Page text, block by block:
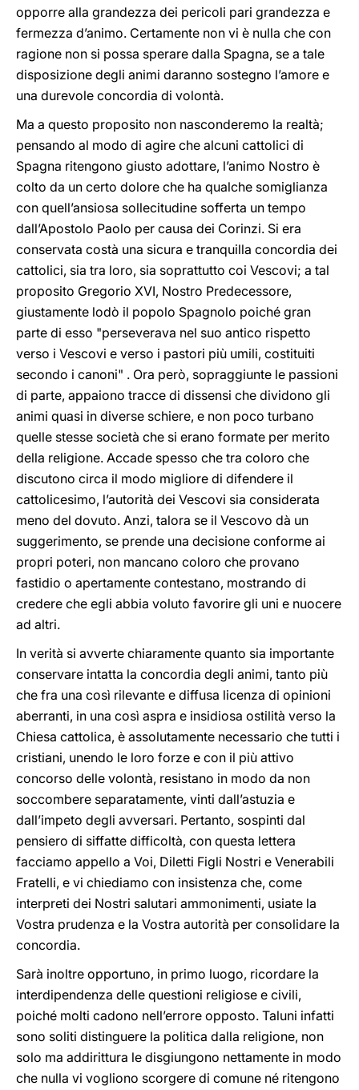
opporre alla grandezza dei pericoli pari grandezza e
fermezza d’animo. Certamente non vi è nulla che con
ragione non si possa sperare dalla Spagna, se a tale
disposizione degli animi daranno sostegno l’amore e
una durevole concordia di volontà.
Ma a questo proposito non nasconderemo la realtà;
pensando al modo di agire che alcuni cattolici di
Spagna ritengono giusto adottare, l’animo Nostro è
colto da un certo dolore che ha qualche somiglianza
con quell’ansiosa sollecitudine sofferta un tempo
dall’Apostolo Paolo per causa dei Corinzi. Si era
conservata costà una sicura e tranquilla concordia dei
cattolici, sia tra loro, sia soprattutto coi Vescovi; a tal
proposito Gregorio XVI, Nostro Predecessore,
giustamente lodò il popolo Spagnolo poiché gran
parte di esso "perseverava nel suo antico rispetto
verso i Vescovi e verso i pastori più umili, costituiti
secondo i canoni" . Ora però, sopraggiunte le passioni
di parte, appaiono tracce di dissensi che dividono gli
animi quasi in diverse schiere, e non poco turbano
quelle stesse società che si erano formate per merito
della religione. Accade spesso che tra coloro che
discutono circa il modo migliore di difendere il
cattolicesimo, l’autorità dei Vescovi sia considerata
meno del dovuto. Anzi, talora se il Vescovo dà un
suggerimento, se prende una decisione conforme ai
propri poteri, non mancano coloro che provano
fastidio o apertamente contestano, mostrando di
credere che egli abbia voluto favorire gli uni e nuocere
ad altri.
In verità si avverte chiaramente quanto sia importante
conservare intatta la concordia degli animi, tanto più
che fra una così rilevante e diffusa licenza di opinioni
aberranti, in una così aspra e insidiosa ostilità verso la
Chiesa cattolica, è assolutamente necessario che tutti i
cristiani, unendo le loro forze e con il più attivo
concorso delle volontà, resistano in modo da non
soccombere separatamente, vinti dall’astuzia e
dall’impeto degli avversari. Pertanto, sospinti dal
pensiero di siffatte difficoltà, con questa lettera
facciamo appello a Voi, Diletti Figli Nostri e Venerabili
Fratelli, e vi chiediamo con insistenza che, come
interpreti dei Nostri salutari ammonimenti, usiate la
Vostra prudenza e la Vostra autorità per consolidare la
concordia.
Sarà inoltre opportuno, in primo luogo, ricordare la
interdipendenza delle questioni religiose e civili,
poiché molti cadono nell’errore opposto. Taluni infatti
sono soliti distinguere la politica dalla religione, non
solo ma addirittura le disgiungono nettamente in modo
che nulla vi vogliono scorgere di comune né ritengono